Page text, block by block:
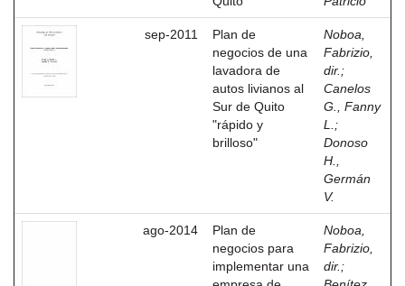
sep-2011
Plan de
negocios de una
lavadora de
autos livianos al
Sur de Quito
"rápido y
brilloso"
Noboa,
Fabrizio,
dir. ;
Canelos
G., Fanny
L.
;
Donoso
H.,
Germán
V.
ago-2014
Plan de
negocios para
implementar una
Noboa,
Fabrizio,
dir. ;